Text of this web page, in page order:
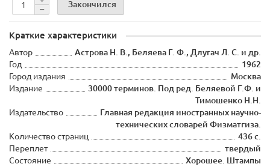
Закончился
Краткие характеристики
Автор
Астрова Н. В., Беляева Г. Ф., Длугач Л. С. и др.
Год
1962
Город издания
Москва
Издание
30000 терминов. Под ред. Беляевой Г.Ф. и
Тимошенко Н.Н.
Издательство
Главная редакция иностранных научно-
технических словарей Физматгиза.
Количество страниц
436 с.
Переплет
твердый
Состояние
Хорошее. Штампы